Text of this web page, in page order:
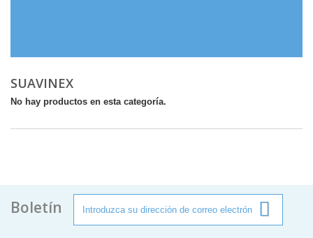
SUAVINEX
No hay productos en esta categoría.
Boletín